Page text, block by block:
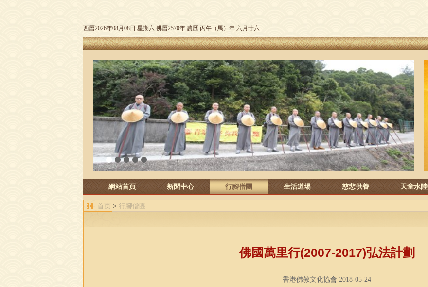
西曆2026年08月08日 星期六 佛曆2570年 農歷 丙午（馬）年 六月廿六
1 2 3 4 5
網站首頁 新聞中心 行腳僧團 生活道場 慈悲供養 天童水陸
首页 > 行腳僧團
佛國萬里行(2007-2017)弘法計劃
香港佛教文化協會 2018-05-24